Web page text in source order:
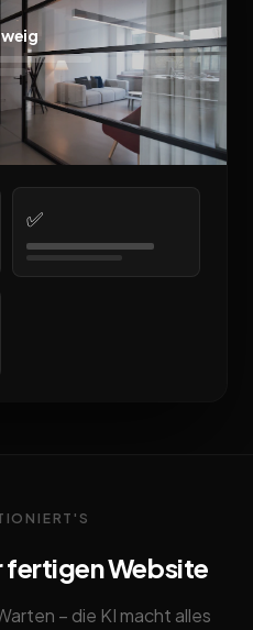
✅
fertigen Website
– die KI macht alles